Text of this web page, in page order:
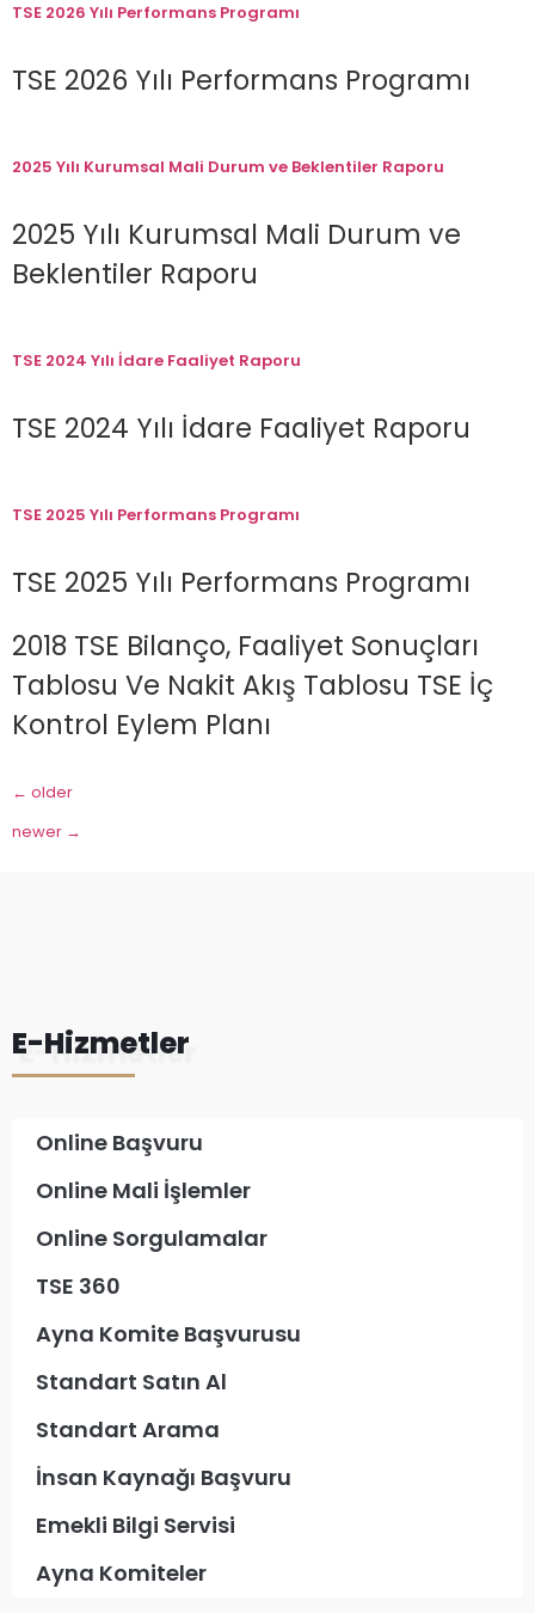
TSE 2026 Yılı Performans Programı
TSE 2026 Yılı Performans Programı
2025 Yılı Kurumsal Mali Durum ve Beklentiler Raporu
2025 Yılı Kurumsal Mali Durum ve
Beklentiler Raporu
TSE 2024 Yılı İdare Faaliyet Raporu
TSE 2024 Yılı İdare Faaliyet Raporu
TSE 2025 Yılı Performans Programı
TSE 2025 Yılı Performans Programı
2018 TSE Bilanço, Faaliyet Sonuçları
Tablosu Ve Nakit Akış Tablosu TSE İç
Kontrol Eylem Planı
← older
newer →
E-Hizmetler
Online Başvuru
Online Mali İşlemler
Online Sorgulamalar
TSE 360
Ayna Komite Başvurusu
Standart Satın Al
Standart Arama
İnsan Kaynağı Başvuru
Emekli Bilgi Servisi
Ayna Komiteler